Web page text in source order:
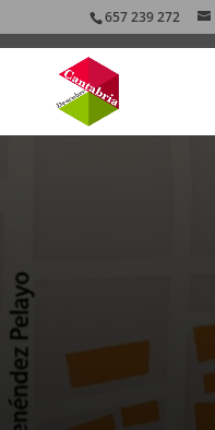
657 239 272